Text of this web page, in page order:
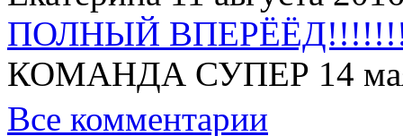
ПОЛНЫЙ
КОМАНДА СУПЕР 14 мая
Все комментарии